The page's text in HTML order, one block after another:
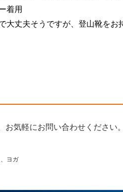
着用
大丈夫そうですが、登山靴をお
お気軽にお問い合わせください。
ヨガ